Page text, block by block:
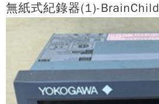
無紙式紀錄器(1)-BrainChild